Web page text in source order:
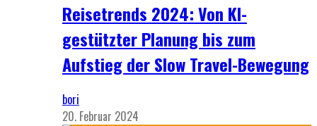
Reisetrends 2024: Von KI-
gestützter Planung bis zum
Aufstieg der Slow Travel-Bewegung
bori
20. Februar 2024